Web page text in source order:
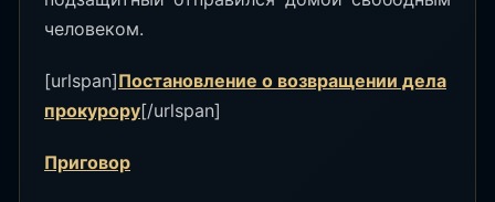
человеком.
[urlspan]Постановление о возвращении дела
прокурору[/urlspan]
Приговор